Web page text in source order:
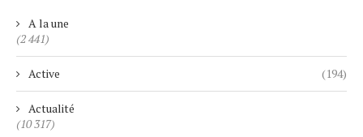
A la une
(2 441)
Active (194)
Actualité
(10 317)